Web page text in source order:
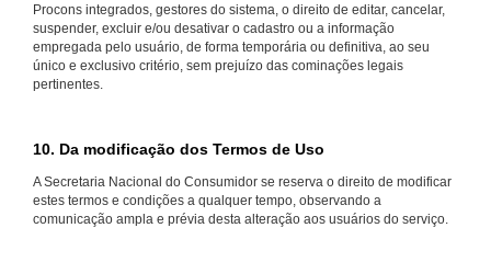
Procons integrados, gestores do sistema, o direito de editar, cancelar,
suspender, excluir e/ou desativar o cadastro ou a informação
empregada pelo usuário, de forma temporária ou definitiva, ao seu
único e exclusivo critério, sem prejuízo das cominações legais
pertinentes.
10. Da modificação dos Termos de Uso
A Secretaria Nacional do Consumidor se reserva o direito de modificar
estes termos e condições a qualquer tempo, observando a
comunicação ampla e prévia desta alteração aos usuários do serviço.